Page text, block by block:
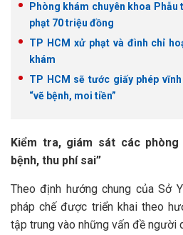
Phòng khám chuyên khoa
phạt 70 triệu đồng
TP HCM xử phạt và đình chỉ
khám
TP HCM sẽ tước giấy phép
“vẽ bệnh, moi tiền”
Kiểm tra, giám sát các
bệnh, thu phí sai”
Theo định hướng chung của Sở
pháp chế được triển khai theo
tập trung vào những vấn đề người